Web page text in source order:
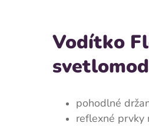
Vodítko
pohodlné
reflexné prvky